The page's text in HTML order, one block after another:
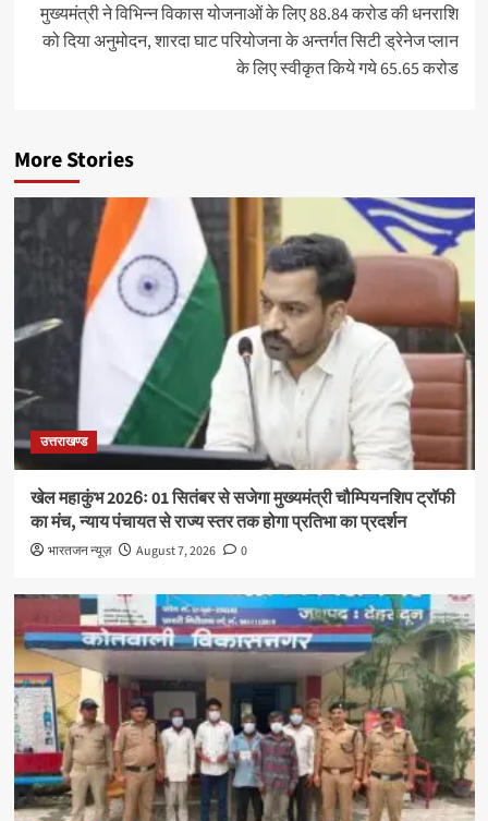
मुख्यमंत्री ने विभिन्न विकास योजनाओं के लिए 88.84 करोड की धनराशि
को दिया अनुमोदन, शारदा घाट परियोजना के अन्तर्गत सिटी ड्रेनेज प्लान
के लिए स्वीकृत किये गये 65.65 करोड
More Stories
उत्तराखण्ड
खेल महाकुंभ 2026ः 01 सितंबर से सजेगा मुख्यमंत्री चौम्पियनशिप ट्रॉफी
का मंच, न्याय पंचायत से राज्य स्तर तक होगा प्रतिभा का प्रदर्शन
भारतजन न्यूज़ August 7, 2026 0